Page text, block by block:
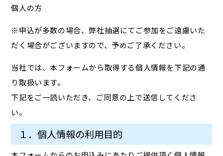
個人の方
※申込が多数の場合、弊社抽選にてご参加をご遠慮いた
だく場合がございますので、予めご了承ください。
当社では、本フォームから取得する個人情報を下記の通
り取扱います。
下記をご一読いただき、ご同意の上で送信してくださ
い。
１．個人情報の利用目的